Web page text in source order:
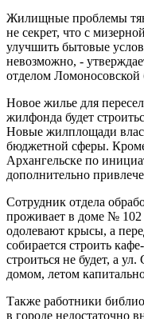
Жилищные проблемы
не секрет, что с
улучшить бытовые
невозможно, -
отделом Ломоносовской
Новое жилье для
жилфонда будет
Новые жилплощади
бюджетной сферы.
Архангельске по
дополнительно
Сотрудник отдела
проживает в доме №
одолевают крысы, а
собирается строить
строиться не будет, а
домом, летом
Также работники
в городе недостаточно